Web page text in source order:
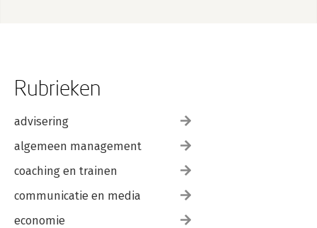
Rubrieken
advisering
algemeen management
coaching en trainen
communicatie en media
economie